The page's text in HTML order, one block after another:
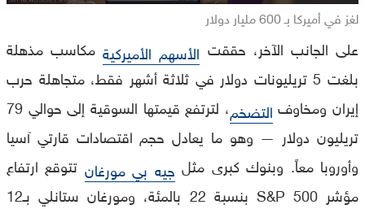
لغز في أميركا بـ 600 مليار دولار
على الجانب الآخر، حققت الأسهم الأميركيةمكاسب مذهلة
بلغت 5 تريليونات دولار في ثلاثة أشهر فقط، متجاهلة حرب
إيران ومخاوف التضخم
، لترتفع قيمتها السوقية إلى حوالي 79
تريليون دولار — وهو ما يعادل حجم اقتصادات قارتي آسيا
وأوروبا معاً. وبنوك كبرى مثل جيه بي مورغان تتوقع ارتفاع
مؤشر S&P 500 بنسبة 22 بالمئة، ومورغان ستانلي بـ12